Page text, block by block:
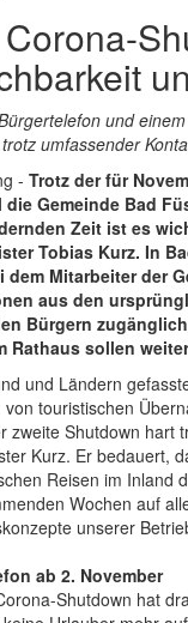
und
umfassender
- Trotz der für
die Gemeinde Bad
Zeit ist es
Tobias Kurz. In
dem Mitarbeiter der
aus den
Bürgern
Rathaus sollen
und Ländern
von touristischen
zweite Shutdown hart
Kurz. Er bedauert,
Reisen im Inland
Wochen auf
unserer
ab 2. November
Shutdown hat